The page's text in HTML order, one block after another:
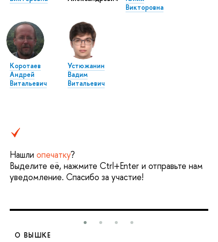
Викторовна
Коротаев
Андрей
Витальевич
Устюжанин
Вадим
Витальевич
Нашли опечатку?
Выделите её, нажмите Ctrl+Enter и отправьте нам
уведомление. Спасибо за участие!
О ВЫШКЕ